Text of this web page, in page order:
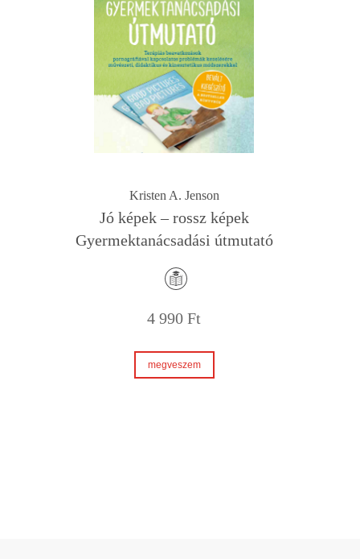
Kristen A. Jenson
Jó képek – rossz képek
Gyermektanácsadási útmutató
4 990Ft
megveszem